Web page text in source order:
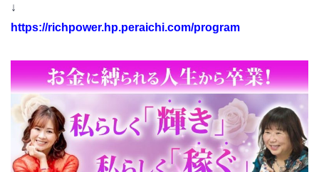
↓
https://richpower.hp.peraichi.com/program